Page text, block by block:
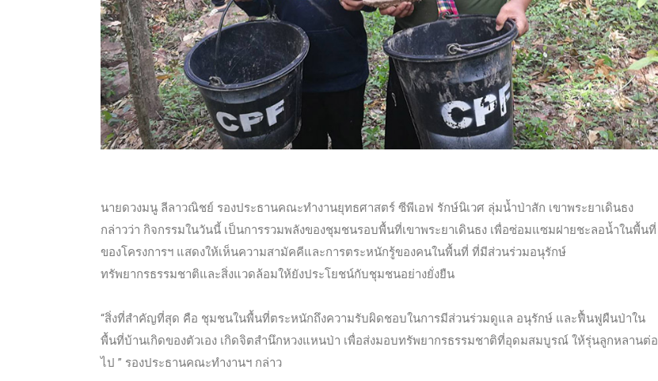
นายดวงมนู ลีลาวณิชย์ รองประธานคณะทำงานยุทธศาสตร์ ซีพีเอฟ รักษ์นิเวศ ลุ่มน้ำป่าสัก เขาพระยาเดินธง
กล่าวว่า กิจกรรมในวันนี้ เป็นการรวมพลังของชุมชนรอบพื้นที่เขาพระยาเดินธง เพื่อซ่อมแซมฝายชะลอน้ำในพื้นที่
ของโครงการฯ แสดงให้เห็นความสามัคคีและการตระหนักรู้ของคนในพื้นที่ ที่มีส่วนร่วมอนุรักษ์
ทรัพยากรธรรมชาติและสิ่งแวดล้อมให้ยังประโยชน์กับชุมชนอย่างยั่งยืน
“สิ่งที่สำคัญที่สุด คือ ชุมชนในพื้นที่ตระหนักถึงความรับผิดชอบในการมีส่วนร่วมดูแล อนุรักษ์ และฟื้นฟูผืนป่าใน
พื้นที่บ้านเกิดของตัวเอง เกิดจิตสำนึกหวงแหนป่า เพื่อส่งมอบทรัพยากรธรรมชาติที่อุดมสมบูรณ์ ให้รุ่นลูกหลานต่อ
ไป ” รองประธานคณะทำงานฯ กล่าว